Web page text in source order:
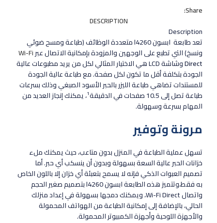
Share:
DESCRIPTION
Description
تعد طابعة ابسون l4260 متعددة الوظائف (طباعة ومسح ضوئي
ونسخ) التي تطبع على الوجهين والمزودة بإمكانية الاتصال عبرWi-Fi
Direct
وشاشة LCD هي الاختيار المثالي لكل من يريد مطبوعات عالية
الجودة بتكلفة أقل ما تكون لكل صفحة. مع طباعة عالية الجودة
للمستندات تضاهي طباعة الليزر بالحبر الأسود الصبغي وذلك بسرعات
طباعة تصل إلى 10.5 صفحات في الدقيقة
1، يمكنك إنجاز العديد من
المهام بسرعة وسهولة.
مرونة وتوفير
تسهل عملية الطباعة في المنزل بدون متاعب، حيث يمكنك ملء
خزانات الحبر عالية السعة بسهولة وبدون أن ينسكب أي حبر. أما
تصميم العبوات الذكي فإنه لا يسمح بتعبئة أي خزان إلا باللون الخاص
به فقط،وتتميز هذه الطابعة ابسون l4260 بتصميم صغير الحجم
واتصال Wi-Fi Direct، ويمكنك دمجها بسهولة في إعداد منزلك
الحالي، بالإضافة إلى إمكانية الطباعة من الهواتف المحمولة
والأجهزة اللوحية وأجهزة الكمبيوتر المحمولة.